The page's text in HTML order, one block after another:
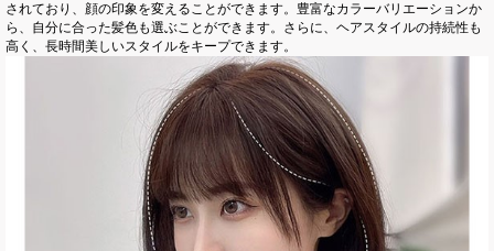
されており、顔の印象を変えることができます。豊富なカラーバリエーションか
ら、自分に合った髪色も選ぶことができます。さらに、ヘアスタイルの持続性も
高く、長時間美しいスタイルをキープできます。